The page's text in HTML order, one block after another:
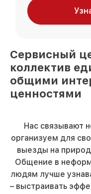
Сервисный
коллектив
общими
ценностями
Нас связывают
организуем для
выезды на
Общение в
людям лучше
– выстраивать